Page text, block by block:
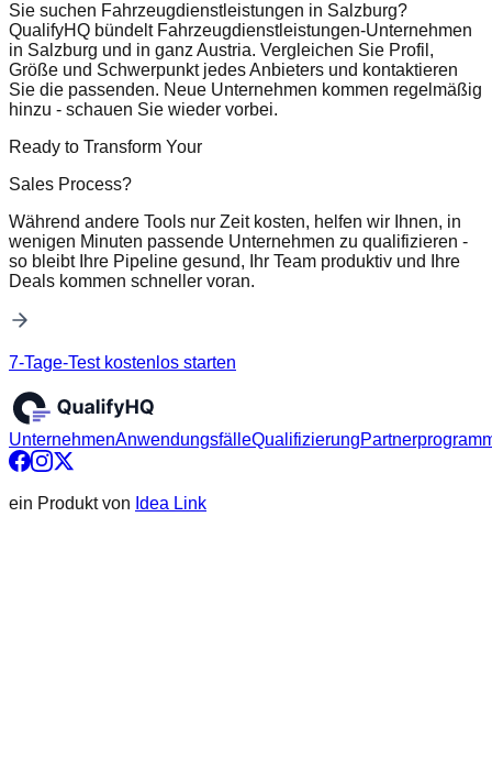
Sie suchen Fahrzeugdienstleistungen in Salzburg?
QualifyHQ bündelt Fahrzeugdienstleistungen-Unternehmen
in Salzburg und in ganz Austria. Vergleichen Sie Profil,
Größe und Schwerpunkt jedes Anbieters und kontaktieren
Sie die passenden. Neue Unternehmen kommen regelmäßig
hinzu - schauen Sie wieder vorbei.
Ready to Transform Your
Sales Process?
Während andere Tools nur Zeit kosten, helfen wir Ihnen, in
wenigen Minuten passende Unternehmen zu qualifizieren -
so bleibt Ihre Pipeline gesund, Ihr Team produktiv und Ihre
Deals kommen schneller voran.
7-Tage-Test kostenlos starten
UnternehmenAnwendungsfälleQualifizierung
ein Produkt von Idea Link